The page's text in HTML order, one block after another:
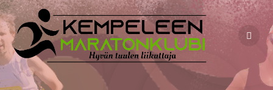
Skip
to
content